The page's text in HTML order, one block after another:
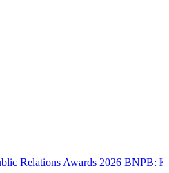
Awards 2026 BNPB: Kalbar